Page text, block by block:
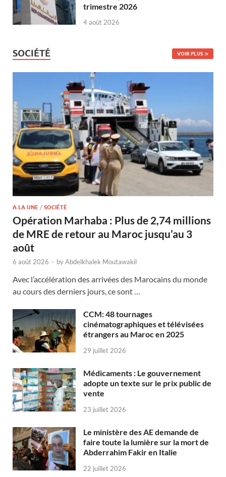
trimestre 2026
4 août 2026
SOCIÉTÉ VOIR PLUS
A LA UNE / SOCIÉTÉ
Opération Marhaba : Plus de 2,74 millions
de MRE de retour au Maroc jusqu’au 3
août
6 août 2026 - byAbdelkhalek Moutawakil
Avec l’accélération des arrivées des Marocains du monde
au cours des derniers jours, ce sont …
CCM: 48 tournages
cinématographiques et télévisées
étrangers au Maroc en 2025
29 juillet 2026
Médicaments : Le gouvernement
adopte un texte sur le prix public de
vente
23 juillet 2026
Le ministère des AE demande de
faire toute la lumière sur la mort de
Abderrahim Fakir en Italie
22 juillet 2026